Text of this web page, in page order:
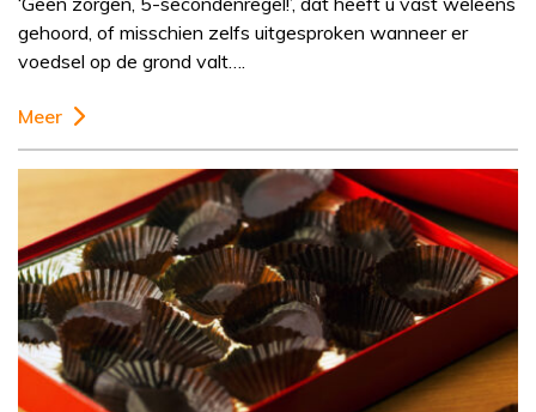
gehoord, of misschien zelfs uitgesproken wanneer er
voedsel op de grond valt….
Meer